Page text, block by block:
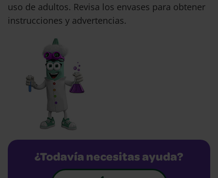
uso de adultos. Revisa los envases para obtener
instrucciones y advertencias.
¿Todavía necesitas ayuda?